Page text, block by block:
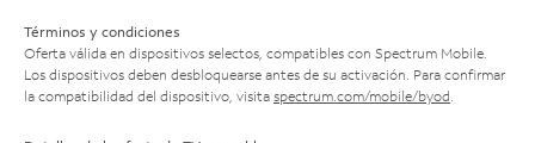
Términos y condiciones
Oferta válida en dispositivos selectos, compatibles con Spectrum Mobile.
Los dispositivos deben desbloquearse antes de su activación. Para confirmar
la compatibilidad del dispositivo, visita spectrum.com/mobile/byod